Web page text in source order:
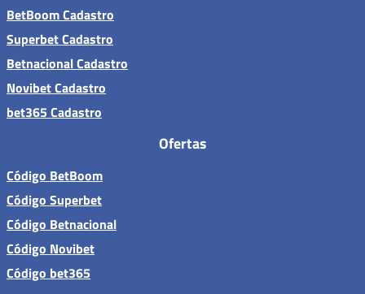
BetBoom Cadastro
Superbet Cadastro
Betnacional Cadastro
Novibet Cadastro
bet365 Cadastro
Ofertas
Código BetBoom
Código Superbet
Código Betnacional
Código Novibet
Código bet365